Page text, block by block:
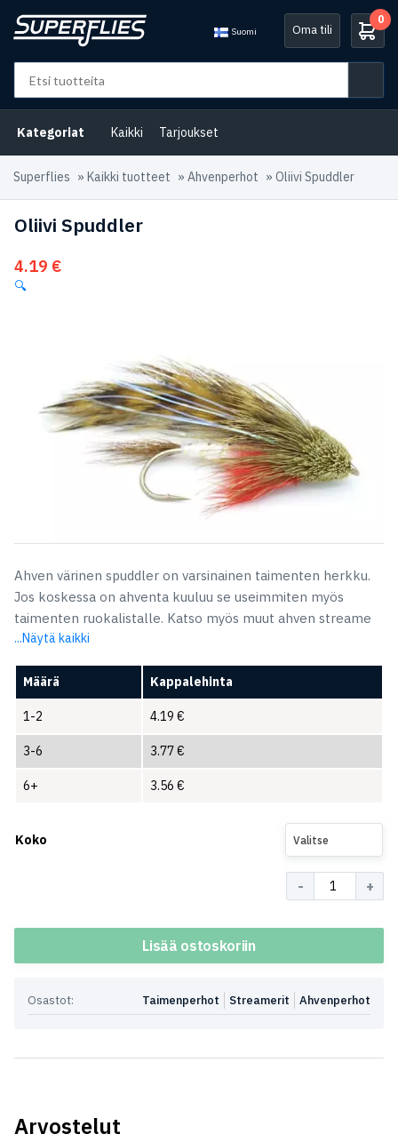
Suomi Oma tili
0
Kategoriat Kaikki Tarjoukset
Superflies » Kaikki tuotteet » Ahvenperhot » Oliivi Spuddler
Oliivi Spuddler
4.19 €
🔍
Ahven värinen spuddler on varsinainen taimenten herkku.
Jos koskessa on ahventa kuuluu se useimmiten myös
taimenten ruokalistalle. Katso myös muut ahven streame
...Näytä kaikki
Määrä Kappalehinta
1-2 4.19 €
3-6 3.77€
6+ 3.56 €
Koko Valitse
Lisää ostoskoriin
Osastot: Ahvenperhot
Streamerit
Taimenperhot
Arvostelut